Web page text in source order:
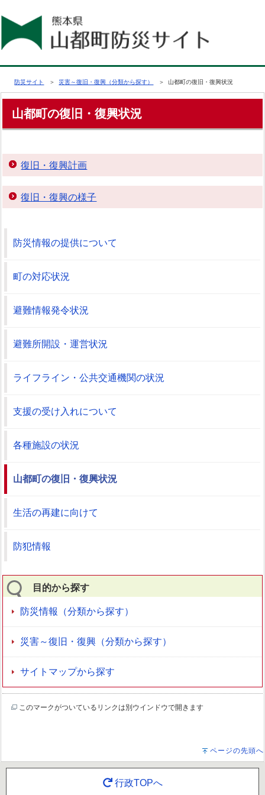
防災サイト ＞ 災害～復旧・復興（分類から探す） ＞ 山都町の復旧・復興状況
山都町の復旧・復興状況
復旧・復興計画
復旧・復興の様子
防災情報の提供について
町の対応状況
避難情報発令状況
避難所開設・運営状況
ライフライン・公共交通機関の状況
支援の受け入れについて
各種施設の状況
山都町の復旧・復興状況
生活の再建に向けて
防犯情報
目的から探す
防災情報（分類から探す）
災害～復旧・復興（分類から探す）
サイトマップから探す
このマークがついているリンクは別ウインドウで開きます
ページの先頭へ
行政TOPへ